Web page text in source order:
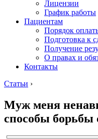
Лицензии
График работы
Пациентам
Порядок
Подготовка к
Получение
О правах и
Контакты
Статьи ›
Муж меня
способы борьбы